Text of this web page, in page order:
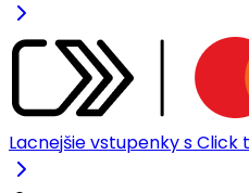
Lacnejšie vstupenky s Click